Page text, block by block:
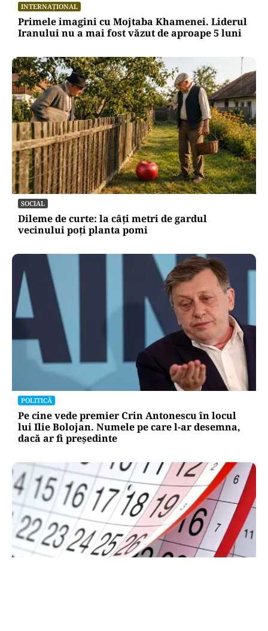
INTERNAȚIONAL
Primele imagini cu Mojtaba Khamenei. Liderul
Iranului nu a mai fost văzut de aproape 5 luni
SOCIAL
Dileme de curte: la câți metri de gardul
vecinului poți planta pomi
POLITICĂ
Pe cine vede premier Crin Antonescu în locul
lui Ilie Bolojan. Numele pe care l-ar desemna,
dacă ar fi președinte